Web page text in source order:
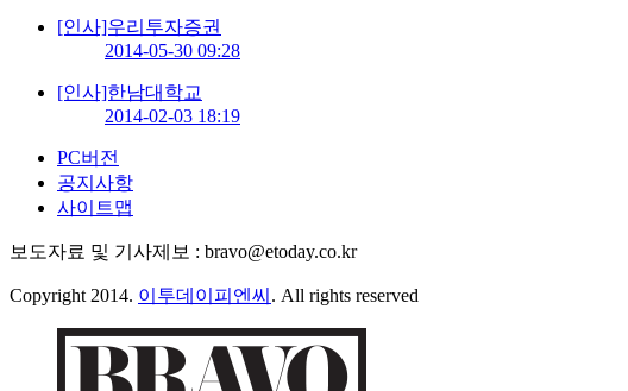
[인사]우리투자증권
2014-05-30 09:28
[인사]한남대학교
2014-02-03 18:19
PC버전
공지사항
사이트맵
보도자료 및 기사제보 : bravo@etoday.co.kr
Copyright 2014. 이투데이피엔씨 . All rights reserved